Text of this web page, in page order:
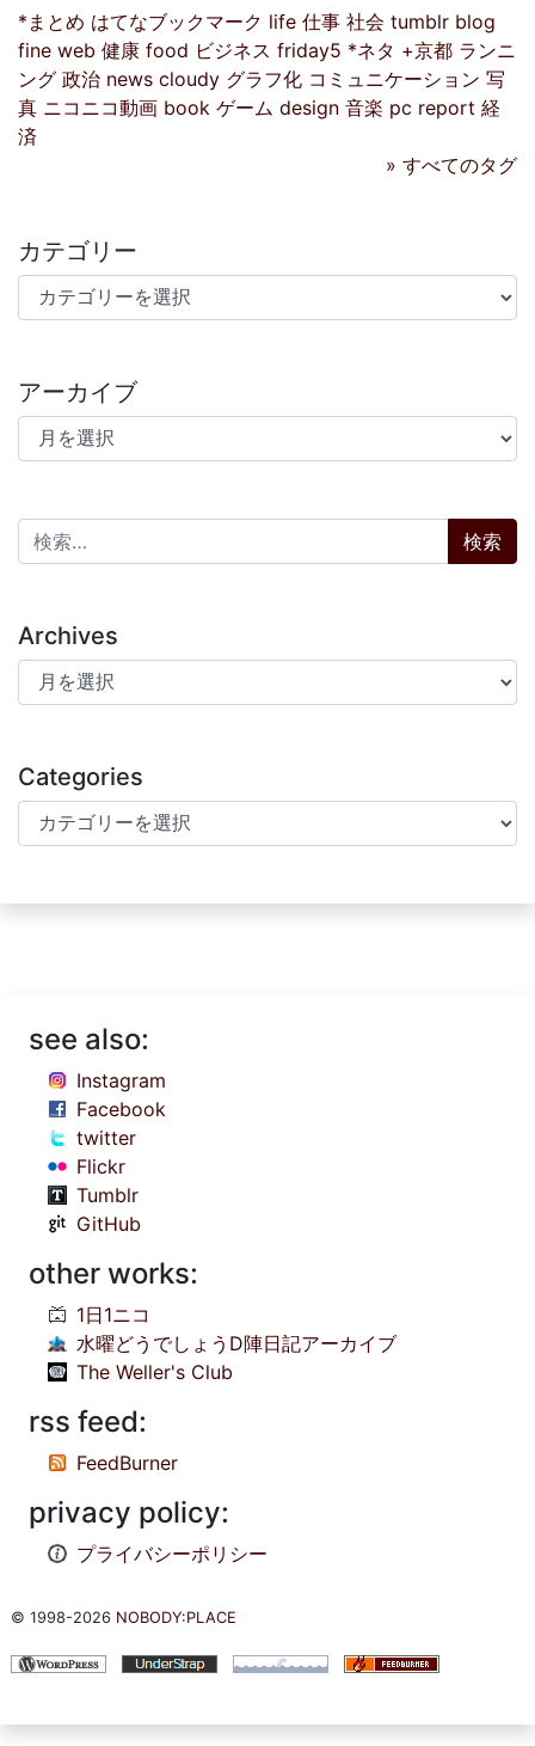
*まとめ はてなブックマーク life 仕事 社会 tumblr blog
fine web 健康 food ビジネス friday5 *ネタ +京都 ランニ
ング 政治 news cloudy グラフ化 コミュニケーション 写
真 ニコニコ動画 book ゲーム design 音楽 pc report 経
済
» すべてのタグ
カテゴリー
カテゴリー
アーカイブ
アーカイブ
検索:
Archives
Archives
Categories
Categories
see also:
Instagram
Facebook
twitter
Flickr
Tumblr
GitHub
other works:
1日1ニコ
水曜どうでしょうD陣日記アーカイブ
The Weller's Club
rss feed:
FeedBurner
privacy policy:
プライバシーポリシー
© 1998-2026 NOBODY:PLACE